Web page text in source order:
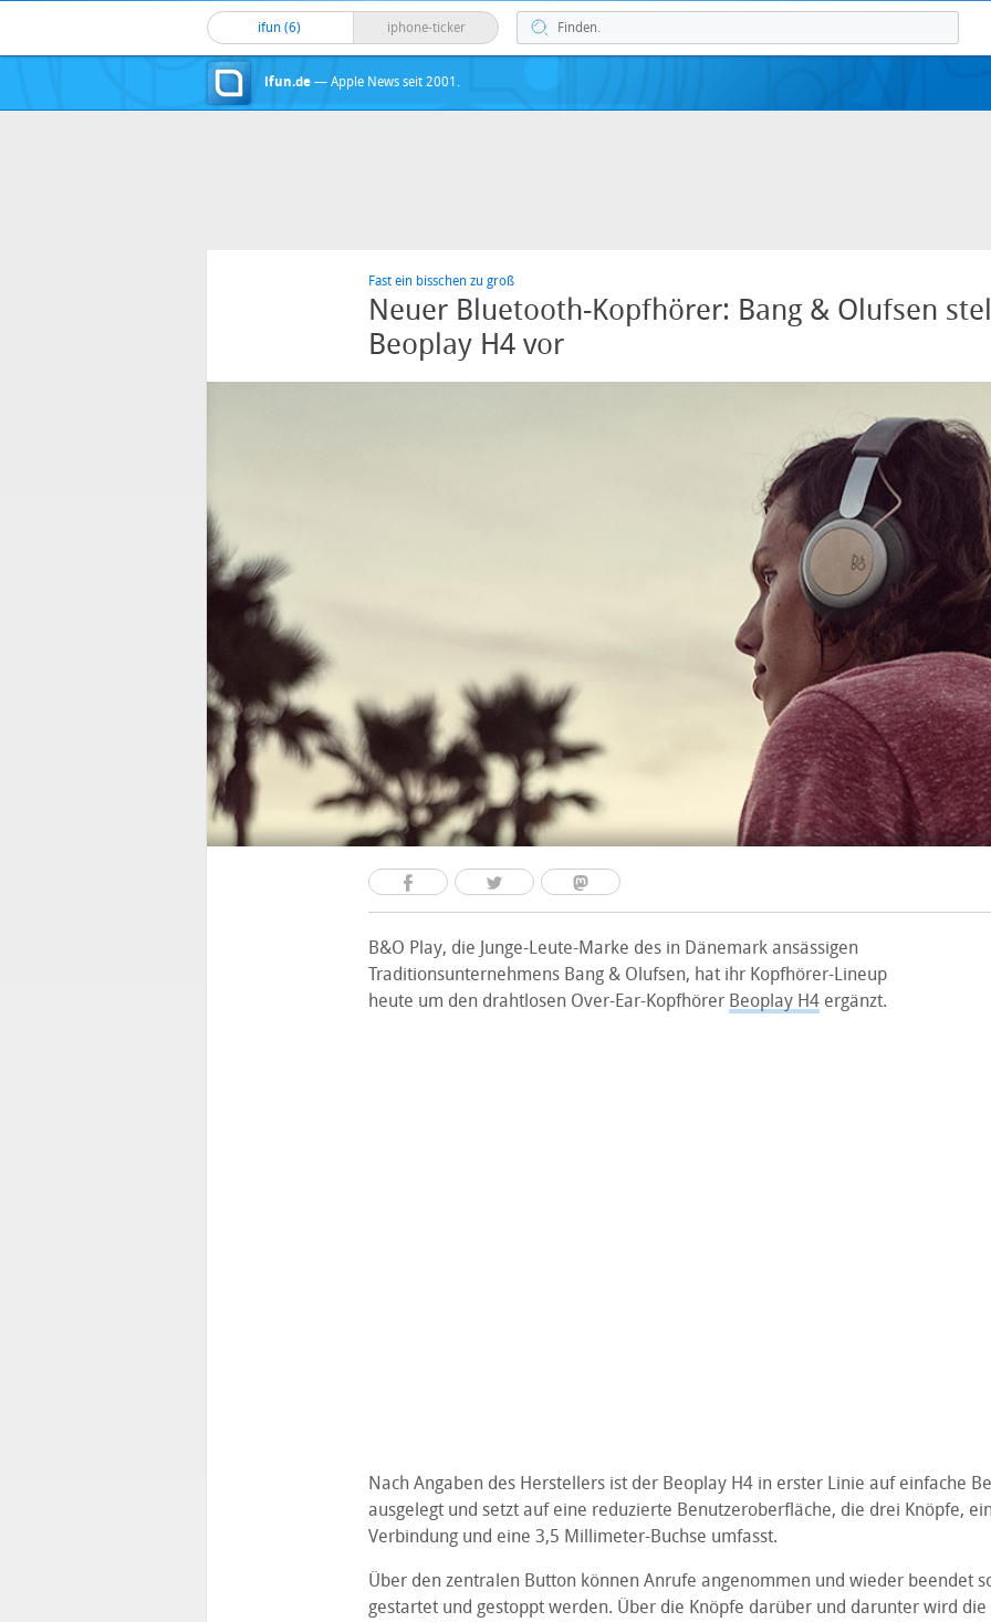
ifun (6) iphone-ticker
ifun.de — Apple News seit 2001.
Fast ein bisschen zu groß
Neuer Bluetooth-Kopfhörer: Bang & Olufsen
Beoplay H4 vor
B&O Play, die Junge-Leute-Marke des in Dänemark ansässigen
Traditionsunternehmens Bang & Olufsen, hat ihr Kopfhörer-Lineup
heute um den drahtlosen Over-Ear-Kopfhörer Beoplay H4ergänzt.
Nach Angaben des Herstellers ist der Beoplay H4 in erster Linie auf einfache
ausgelegt und setzt auf eine reduzierte Benutzeroberfläche, die drei Knöpfe,
Verbindung und eine 3,5 Millimeter-Buchse umfasst.
Über den zentralen Button können Anrufe angenommen und wieder beendet
gestartet und gestoppt werden. Über die Knöpfe darüber und darunter wird die